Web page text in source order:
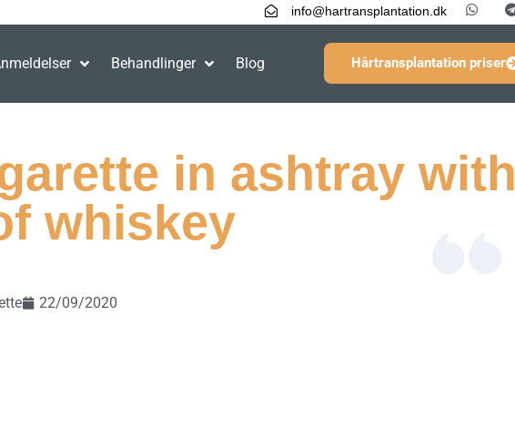
info@hartransplantation.dk
Behandlinger Blog Hårtransplantation priser
in ashtray with
whiskey
22/09/2020